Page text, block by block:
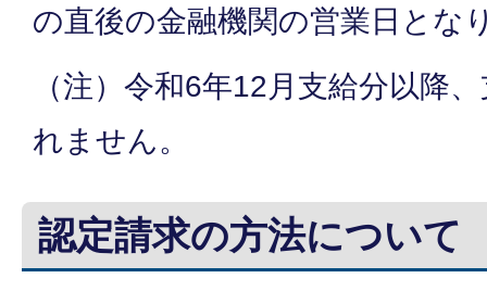
の直後の金融機関の営業日とな
（注）令和6年12月支給分以降
れません。
認定請求の方法について